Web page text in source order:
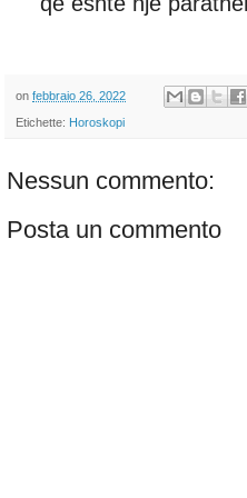
on febbraio 26, 2022
Etichette: Horoskopi
Nessun commento:
Posta un commento